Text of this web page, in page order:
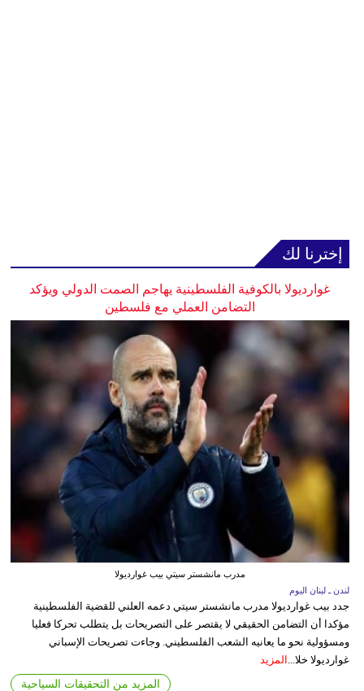
إخترنا لك
غوارديولا بالكوفية الفلسطينية يهاجم الصمت الدولي ويؤكد
التضامن العملي مع فلسطين
مدرب مانشستر سيتي بيب غوارديولا
لندن ـ لبنان اليوم
جدد بيب غوارديولا مدرب مانشستر سيتي دعمه العلني للقضية الفلسطينية
مؤكدا أن التضامن الحقيقي لا يقتصر على التصريحات بل يتطلب تحركا فعليا
ومسؤولية نحو ما يعانيه الشعب الفلسطيني. وجاءت تصريحات الإسباني
غوارديولا خلا...
المزيد
المزيد من التحقيقات السياحية